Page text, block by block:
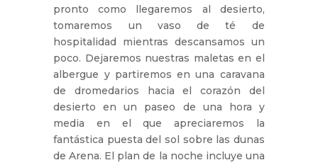
pronto como llegaremos al desierto,
tomaremos un vaso de té de
hospitalidad mientras descansamos un
poco. Dejaremos nuestras maletas en el
albergue y partiremos en una caravana
de dromedarios hacia el corazón del
desierto en un paseo de una hora y
media en el que apreciaremos la
fantástica puesta del sol sobre las dunas
de Arena. El plan de la noche incluye una